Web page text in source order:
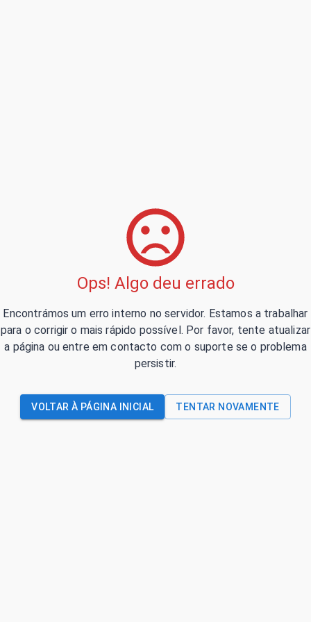
Ops! Algo deu errado
Encontrámos um erro interno no servidor. Estamos a trabalhar
para o corrigir o mais rápido possível. Por favor, tente atualizar
a página ou entre em contacto com o suporte se o problema
persistir.
VOLTAR À PÁGINA INICIAL TENTAR NOVAMENTE